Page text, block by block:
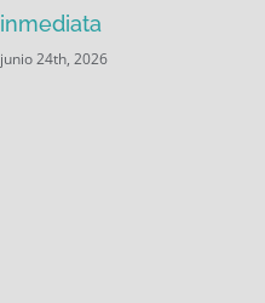
inmediata
junio 24th, 2026